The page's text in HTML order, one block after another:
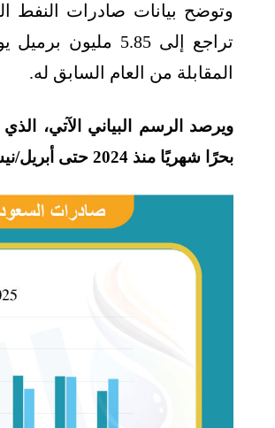
وتوضح بيانات صادرات النفط
المقابلة من العام السابق له.
ويرصد الرسم البياني الآتي،
بحرًا شهريًا منذ 2024 حتى أبريل/نيسان 2025: